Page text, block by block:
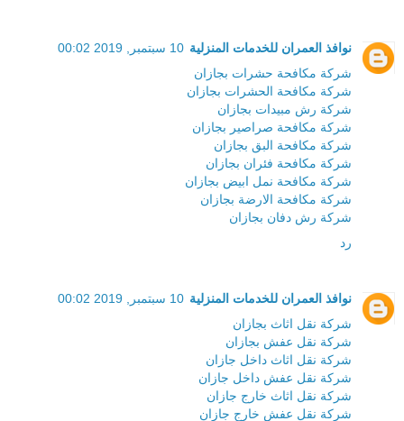
نوافذ العمران للخدمات المنزلية 10 سبتمبر, 2019 00:02
شركة مكافحة حشرات بجازان
شركة مكافحة الحشرات بجازان
شركة رش مبيدات بجازان
شركة مكافحة صراصير بجازان
شركة مكافحة البق بجازان
شركة مكافحة فئران بجازان
شركة مكافحة نمل ابيض بجازان
شركة مكافحة الارضة بجازان
شركة رش دفان بجازان
رد
نوافذ العمران للخدمات المنزلية 10 سبتمبر, 2019 00:02
شركة نقل اثاث بجازان
شركة نقل عفش بجازان
شركة نقل اثاث داخل جازان
شركة نقل عفش داخل جازان
شركة نقل اثاث خارج جازان
شركة نقل عفش خارج جازان